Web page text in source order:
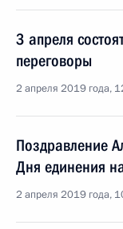
3 апреля
переговоры
2 апреля 2019 года,
Поздравление
Дня единения
2 апреля 2019 года,